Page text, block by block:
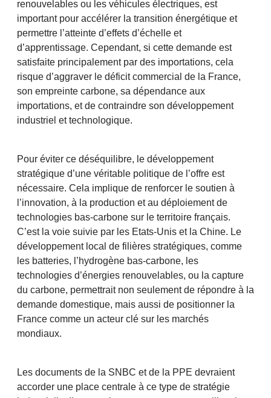
renouvelables ou les véhicules électriques, est
important pour accélérer la transition énergétique et
permettre l’atteinte d’effets d’échelle et
d’apprentissage. Cependant, si cette demande est
satisfaite principalement par des importations, cela
risque d’aggraver le déficit commercial de la France,
son empreinte carbone, sa dépendance aux
importations, et de contraindre son développement
industriel et technologique.
Pour éviter ce déséquilibre, le développement
stratégique d’une véritable politique de l’offre est
nécessaire. Cela implique de renforcer le soutien à
l’innovation, à la production et au déploiement de
technologies bas-carbone sur le territoire français.
C’est la voie suivie par les Etats-Unis et la Chine. Le
développement local de filières stratégiques, comme
les batteries, l’hydrogène bas-carbone, les
technologies d’énergies renouvelables, ou la capture
du carbone, permettrait non seulement de répondre à la
demande domestique, mais aussi de positionner la
France comme un acteur clé sur les marchés
mondiaux.
Les documents de la SNBC et de la PPE devraient
accorder une place centrale à ce type de stratégie